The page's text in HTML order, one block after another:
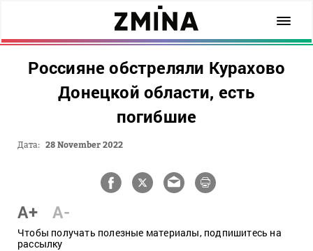
Россияне обстреляли Курахово
Донецкой области, есть
погибшие
Дата: 28 November 2022
A+ A-
Чтобы получать полезные материалы, подпишитесь на
рассылку